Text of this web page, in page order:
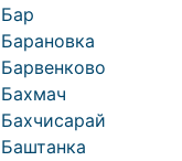
Бар
Барановка
Барвенково
Бахмач
Бахчисарай
Баштанка